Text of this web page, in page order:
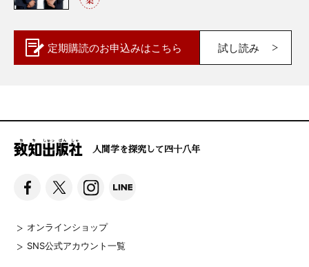
定期購読のお申込みはこちら 試し読み
人間学を探究して四十八年
オンラインショップ
SNS公式アカウント一覧